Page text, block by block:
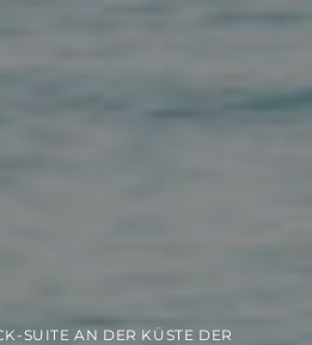
SUITE AN DER KÜSTE DER